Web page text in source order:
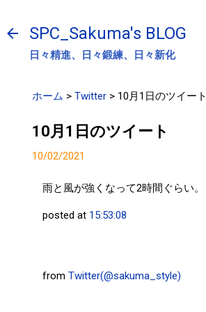
SPC_Sakuma's BLOG
日々精進、日々鍛練、日々新化
ホーム > Twitter > 10月1日のツイート
10月1日のツイート
10/02/2021
雨と風が強くなって2時間ぐらい。
posted at 15:53:08
from Twitter(@sakuma_style)